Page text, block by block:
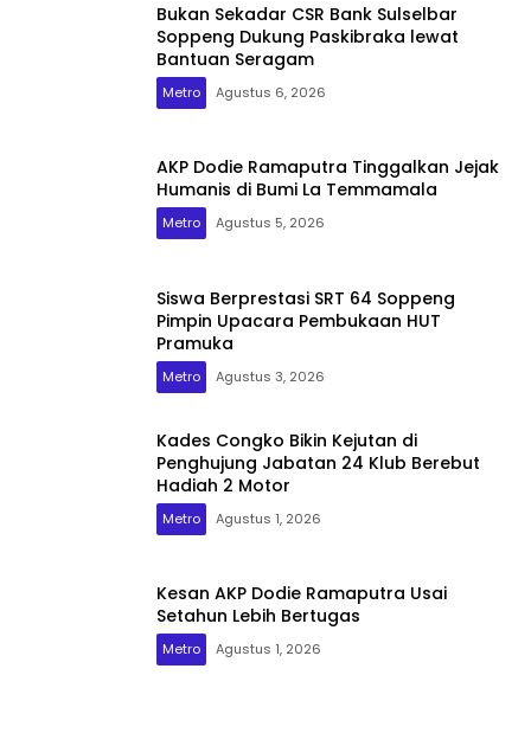
Bukan Sekadar CSR Bank Sulselbar
Soppeng Dukung Paskibraka lewat
Bantuan Seragam
Metro Agustus 6, 2026
AKP Dodie Ramaputra Tinggalkan Jejak
Humanis di Bumi La Temmamala
Metro Agustus 5, 2026
Siswa Berprestasi SRT 64 Soppeng
Pimpin Upacara Pembukaan HUT
Pramuka
Metro Agustus 3, 2026
Kades Congko Bikin Kejutan di
Penghujung Jabatan 24 Klub Berebut
Hadiah 2 Motor
Metro Agustus 1, 2026
Kesan AKP Dodie Ramaputra Usai
Setahun Lebih Bertugas
Metro Agustus 1, 2026